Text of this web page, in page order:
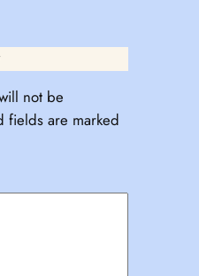
not be
fields are marked